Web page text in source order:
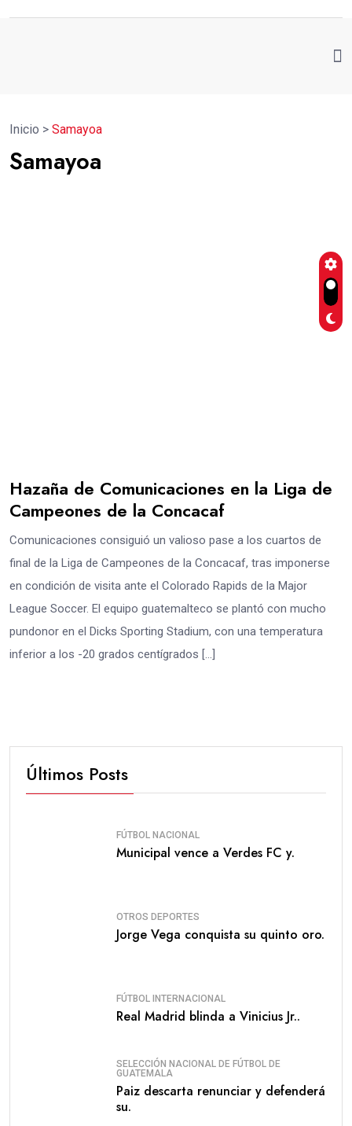
Inicio > Samayoa
Samayoa
Hazaña de Comunicaciones en la Liga de
Campeones de la Concacaf
Comunicaciones consiguió un valioso pase a los cuartos de
final de la Liga de Campeones de la Concacaf, tras imponerse
en condición de visita ante el Colorado Rapids de la Major
League Soccer. El equipo guatemalteco se plantó con mucho
pundonor en el Dicks Sporting Stadium, con una temperatura
inferior a los -20 grados centígrados […]
Últimos Posts
FÚTBOL NACIONAL
Municipal vence a Verdes FC y.
OTROS DEPORTES
Jorge Vega conquista su quinto oro.
FÚTBOL INTERNACIONAL
Real Madrid blinda a Vinicius Jr..
SELECCIÓN NACIONAL DE FÚTBOL DE
GUATEMALA
Paiz descarta renunciar y defenderá
su.